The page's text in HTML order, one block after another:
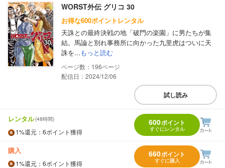
WORST外伝 グリコ 30
お得な600ポイントレンタル
天誅との最終決戦の地「破門の楽園」に男たちが集
結。馬論と別れ事務所に向かった九里虎はついに天
誅を...もっと読む
196
配信日：2024/12/06
試し読み
レンタル(48時間)
1%還元 ：6ポイント獲得
600ポイント
すぐにレンタル
購入
1%還元 ：6ポイント獲得
660ポイント
すぐに購入